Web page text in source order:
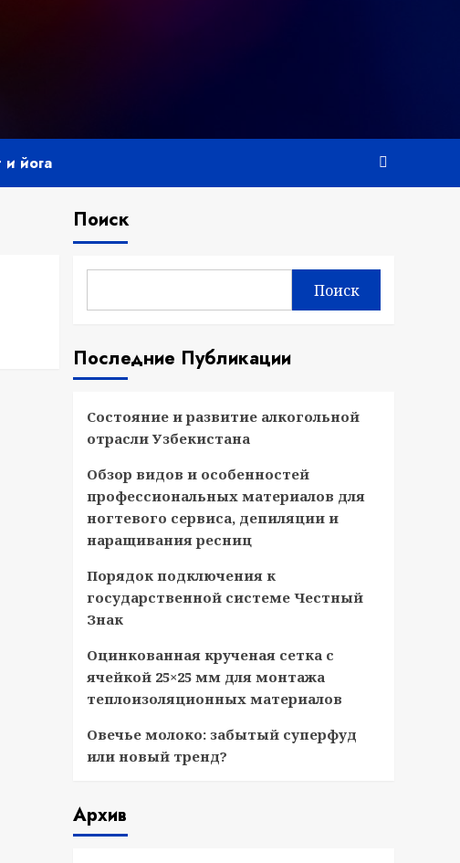
и йога
Поиск
Поиск
Последние Публикации
Состояние и развитие алкогольной
отрасли Узбекистана
Обзор видов и особенностей
профессиональных материалов для
ногтевого сервиса, депиляции и
наращивания ресниц
Порядок подключения к
государственной системе Честный
Знак
Оцинкованная крученая сетка с
ячейкой 25×25 мм для монтажа
теплоизоляционных материалов
Овечье молоко: забытый суперфуд
или новый тренд?
Архив